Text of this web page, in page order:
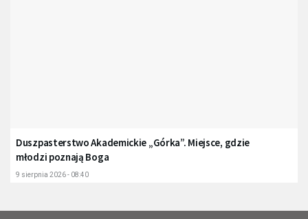
Duszpasterstwo Akademickie „Górka”. Miejsce, gdzie
młodzi poznają Boga
9 sierpnia 2026 - 08:40